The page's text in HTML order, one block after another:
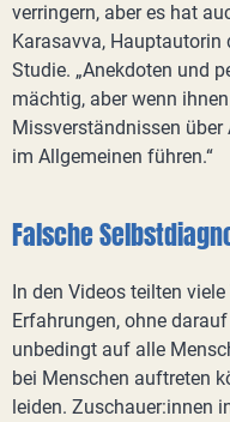
verringern, aber es hat
Karasavva, Hauptautorin
Studie. „Anekdoten und
mächtig, aber wenn
Missverständnissen über
im Allgemeinen führen.“
Falsche
In den Videos teilten
Erfahrungen, ohne
unbedingt auf alle
bei Menschen auftreten
leiden. Zuschauer:innen